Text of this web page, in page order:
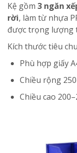
Kệ gồm 3 ngăn
rời, làm từ nhựa
được trọng lượng
Kích thước tiêu
Phù hợp giấy
Chiều rộng
Chiều cao